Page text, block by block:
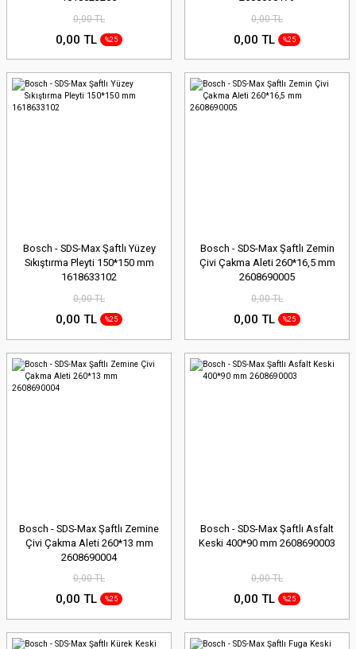
0,00 TL
0,00 TL %25
0,00 TL
0,00 TL %25
Bosch - SDS-Max Şaftlı Yüzey
Sıkıştırma Pleyti 150*150 mm
1618633102
0,00 TL
0,00 TL %25
Bosch - SDS-Max Şaftlı Zemin
Çivi Çakma Aleti 260*16,5 mm
2608690005
0,00 TL
0,00 TL %25
Bosch - SDS-Max Şaftlı Zemine
Çivi Çakma Aleti 260*13 mm
2608690004
0,00 TL
0,00 TL %25
Bosch - SDS-Max Şaftlı Asfalt
Keski 400*90 mm 2608690003
0,00 TL
0,00 TL %25